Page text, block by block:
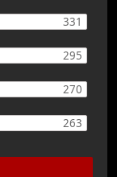
331
295
270
263